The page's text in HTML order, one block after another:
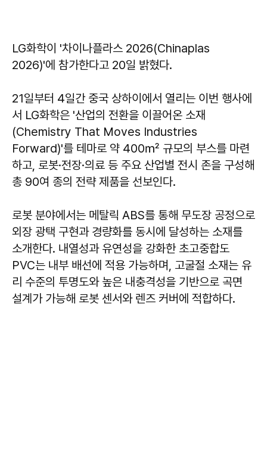
LG화학이 '차이나플라스 2026(Chinaplas
2026)'에 참가한다고 20일 밝혔다.
21일부터 4일간 중국 상하이에서 열리는 이번 행사에
서 LG화학은 '산업의 전환을 이끌어온 소재
(Chemistry That Moves Industries
Forward)'를 테마로 약 400㎡ 규모의 부스를 마련
하고, 로봇·전장·의료 등 주요 산업별 전시 존을 구성해
총 90여 종의 전략 제품을 선보인다.
로봇 분야에서는 메탈릭 ABS를 통해 무도장 공정으로
외장 광택 구현과 경량화를 동시에 달성하는 소재를
소개한다. 내열성과 유연성을 강화한 초고중합도
PVC는 내부 배선에 적용 가능하며, 고굴절 소재는 유
리 수준의 투명도와 높은 내충격성을 기반으로 곡면
설계가 가능해 로봇 센서와 렌즈 커버에 적합하다.